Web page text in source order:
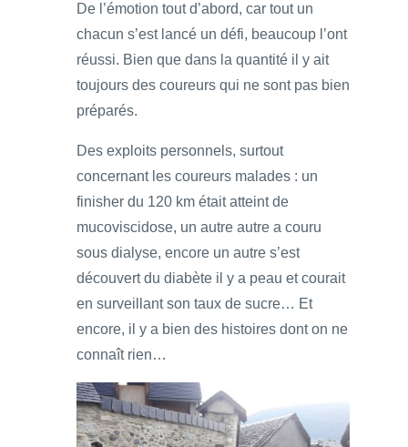
De l’émotion tout d’abord, car tout un
chacun s’est lancé un défi, beaucoup l’ont
réussi. Bien que dans la quantité il y ait
toujours des coureurs qui ne sont pas bien
préparés.
Des exploits personnels, surtout
concernant les coureurs malades : un
finisher du 120 km était atteint de
mucoviscidose, un autre autre a couru
sous dialyse, encore un autre s’est
découvert du diabète il y a peau et courait
en surveillant son taux de sucre… Et
encore, il y a bien des histoires dont on ne
connaît rien…